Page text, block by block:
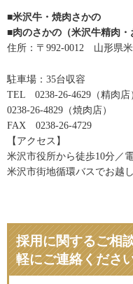
■米沢牛・焼肉さかの
■肉のさかの（米沢牛精肉・
住所：〒992-0012 山形県
駐車場：35台収容
TEL 0238-26-4629（精肉店
0238-26-4829（焼肉店）
FAX 0238-26-4729
【アクセス】
米沢市役所から徒歩10分／
米沢市街地循環バスでお越
採用に関するご相
軽にご連絡くださ